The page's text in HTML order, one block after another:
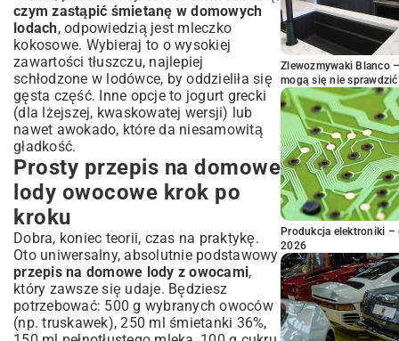
czym zastąpić śmietanę w domowych
lodach, odpowiedzią jest mleczko
kokosowe. Wybieraj to o wysokiej
zawartości tłuszczu, najlepiej
schłodzone w lodówce, by oddzieliła się
gęsta część. Inne opcje to jogurt grecki
(dla lżejszej, kwaskowatej wersji) lub
nawet awokado, które da niesamowitą
gładkość.
Prosty przepis na domowe
lody owocowe krok po
kroku
Dobra, koniec teorii, czas na praktykę.
Oto uniwersalny, absolutnie podstawowy
przepis na domowe lody z owocami,
który zawsze się udaje. Będziesz
potrzebować: 500 g wybranych owoców
(np. truskawek), 250 ml śmietanki 36%,
Zlewozmywaki Blanco
mogą się nie
Produkcja elektroniki –
2026